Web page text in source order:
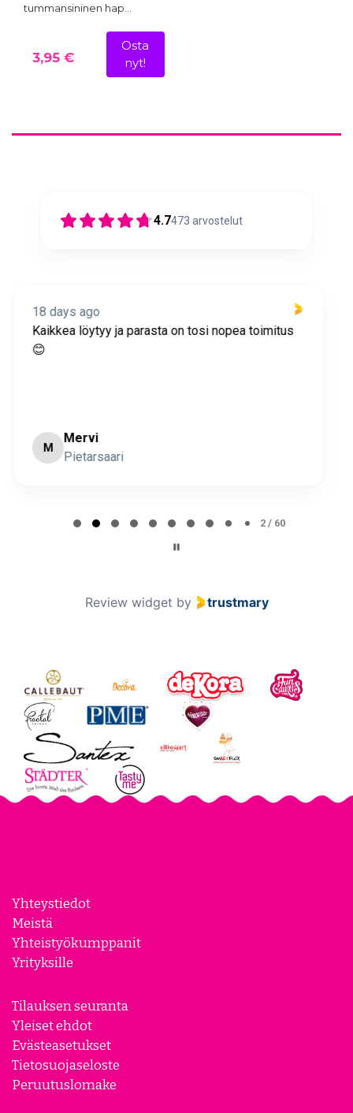
tummansininen hap…
3,95 €
Osta
nyt!
4.7473 arvostelut
19 days ago
Nopea toimitus ja super asiakaspalvelua 🩷
ML Minna Lehto
2 / 60
Review widget by trustmary
Yhteystiedot
Meistä
Yhteistyökumppanit
Yrityksille
Tilauksen seuranta
Yleiset ehdot
Evästeasetukset
Tietosuojaseloste
Peruutuslomake